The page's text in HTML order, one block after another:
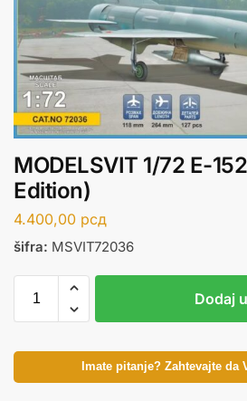
MODELSVIT 1/72 E-
Edition)
4.400,00 рсд
šifra: MSVIT72036
Dodaj
Imate pitanje? Zahtevajte da